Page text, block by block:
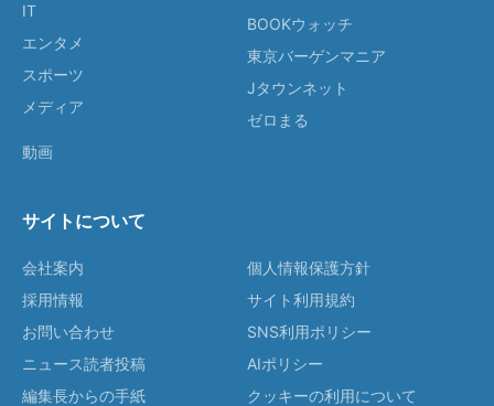
IT
エンタメ
スポーツ
メディア
動画
BOOKウォッチ
東京バーゲンマニア
Jタウンネット
ゼロまる
サイトについて
会社案内
採用情報
お問い合わせ
ニュース読者投稿
編集長からの手紙
個人情報保護方針
サイト利用規約
SNS利用ポリシー
AIポリシー
クッキーの利用について